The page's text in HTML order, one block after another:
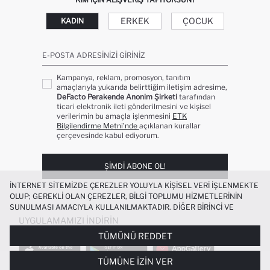
%100 PAMUK ASKILI POPLIN TULUM KIZ
KADIN ERKEK ÇOCUK
E-POSTA ADRESINIZI GIRINIZ
Kampanya, reklam, promosyon, tanıtım
amaçlarıyla yukarıda belirttiğim iletişim adresime,
DeFacto Perakende Anonim Şirketi tarafından
ticari elektronik ileti gönderilmesini ve kişisel
verilerimin bu amaçla işlenmesini ETK
Bilgilendirme Metni’nde açıklanan kurallar
çerçevesinde kabul ediyorum.
ŞIMDI ABONE OL!
UYGULAMAMIZI İNDIRIN
İNTERNET SITEMIZDE ÇEREZLER YOLUYLA KIŞISEL VERI IŞLENMEKTE
OLUP; GEREKLI OLAN ÇEREZLER, BILGI TOPLUMU HIZMETLERININ
SUNULMASI AMACIYLA KULLANILMAKTADIR. DIĞER BIRINCI VE
ÜÇÜNCÜ TARAF ÇEREZLER ISE SIZE DAHA IYI BIR ALIŞVERIŞ
DENEYIMI SUNULABILMESI, SITEMIZIN DAHA IŞLEVSEL KILINMASI VE
KIŞISELLEŞTIRMESI VE AÇIK RIZA VERMENIZ HALINDE, SIZLERE
YÖNELIK PAZARLAMA FAALIYETLERININ YAPILMASI AMAÇLARIYLA
SINIRLI OLARAK KULLANILACAKTIR. ÇEREZLERE DAIR TERCIHLERINIZI
TÜMÜNÜ REDDET
TÜMÜNE İZIN VER